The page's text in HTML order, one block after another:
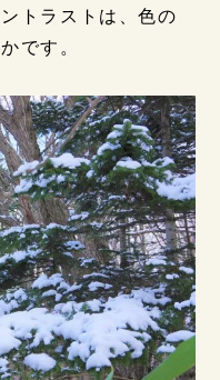
トラストは、色の
です。